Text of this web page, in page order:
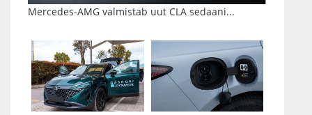
Mercedes-AMG valmistab uut CLA sedaani...